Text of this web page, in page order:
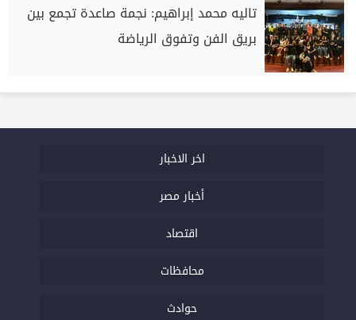
تاليه محمد إبراهيم: نجمة صاعدة تجمع بين
بريق الفن وتفوق الرياضة
اخر الاخبار
أخبار مصر
اقتصاد
محافظات
حوادث